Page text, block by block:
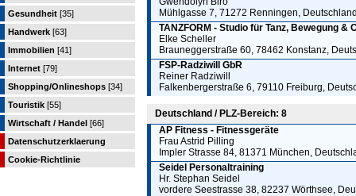
Gesundheit [35]
Handwerk [63]
Immobilien [41]
Internet [79]
Shopping/Onlineshops [34]
Touristik [55]
Wirtschaft / Handel [66]
Datenschutzerklaerung
Cookie-Richtlinie
Mühlgasse 7, 71272 Renningen,
TANZFORM - Studio für Tanz, Bewegung &
Elke Scheller
Brauneggerstraße 60, 78462 Konstanz,
FSP-Radziwill GbR
Reiner Radziwill
Falkenbergerstraße 6, 79110 Freiburg,
Deutschland / PLZ-Bereich: 8
AP Fitness - Fitnessgeräte
Frau Astrid Pilling
Impler Strasse 84, 81371 München,
Seidel Personaltraining
Hr. Stephan Seidel
vordere Seestrasse 38, 82237 Wörthsee,